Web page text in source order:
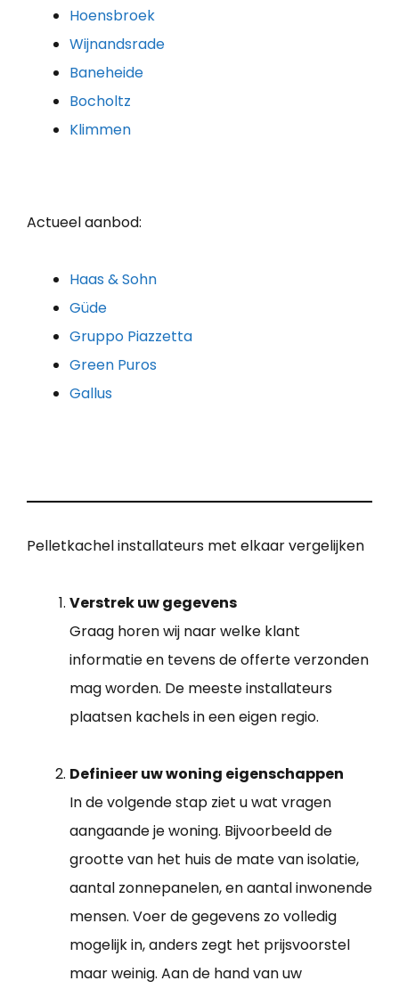
Hoensbroek
Wijnandsrade
Baneheide
Bocholtz
Klimmen
Actueel aanbod:
Haas & Sohn
Güde
Gruppo Piazzetta
Green Puros
Gallus
Pelletkachel installateurs met elkaar vergelijken
Verstrek uw gegevens
Graag horen wij naar welke klant
informatie en tevens de offerte verzonden
mag worden. De meeste installateurs
plaatsen kachels in een eigen regio.
Definieer uw woning eigenschappen
In de volgende stap ziet u wat vragen
aangaande je woning. Bijvoorbeeld de
grootte van het huis de mate van isolatie,
aantal zonnepanelen, en aantal inwonende
mensen. Voer de gegevens zo volledig
mogelijk in, anders zegt het prijsvoorstel
maar weinig. Aan de hand van uw